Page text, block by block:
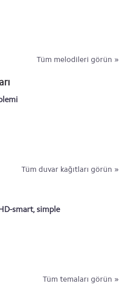
Tüm melodileri görün »
Tüm duvar kağıtları görün »
smart, simple
Tüm temaları görün »